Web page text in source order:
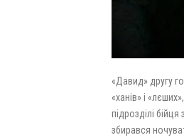
«Давид» другу
«ханів» і
підрозділі
збирався